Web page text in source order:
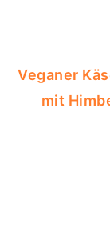
Veganer
mit